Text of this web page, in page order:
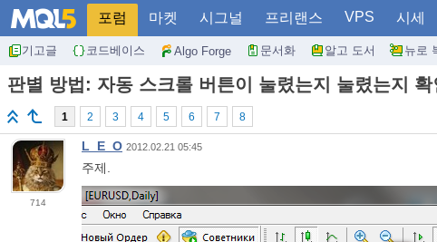
포럼 마켓 시그널 프리랜스 VPS 시세
기고글 코드베이스 Algo Forge 문서화 알고 도서 뉴로
판별 방법: 자동 스크롤 버튼이 눌렸는지 눌렸는지
1 2 3 4 5 6 7 8
714
L_E_O 2012.02.21 05:45
주제.